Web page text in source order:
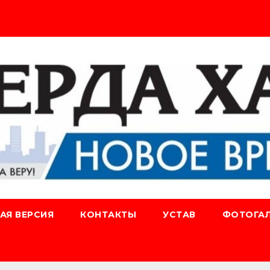
ВЕРСИЯ КОНТАКТЫ УСТАВ